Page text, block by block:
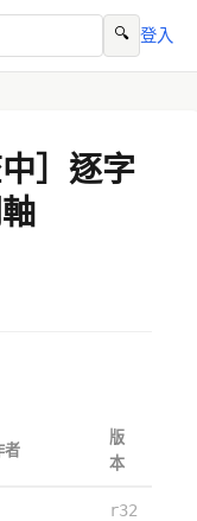
🔍 登入
］逐字
者
版
本
r32